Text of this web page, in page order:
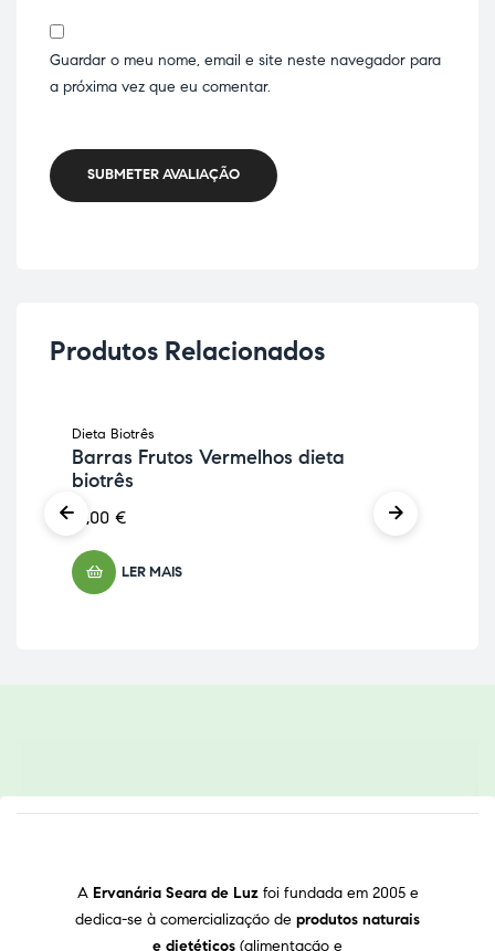
Guardar o meu nome, email e site neste navegador para
a próxima vez que eu comentar.
SUBMETER AVALIAÇÃO
Produtos Relacionados
ESGOTADO
Dieta Biotrês
Barras Frutos Vermelhos dieta
biotrês
15,00 €
LER MAIS
A Ervanária Seara de Luz foi fundada em 2005 e
dedica-se à comercialização de produtos naturais
e dietéticos (alimentação e